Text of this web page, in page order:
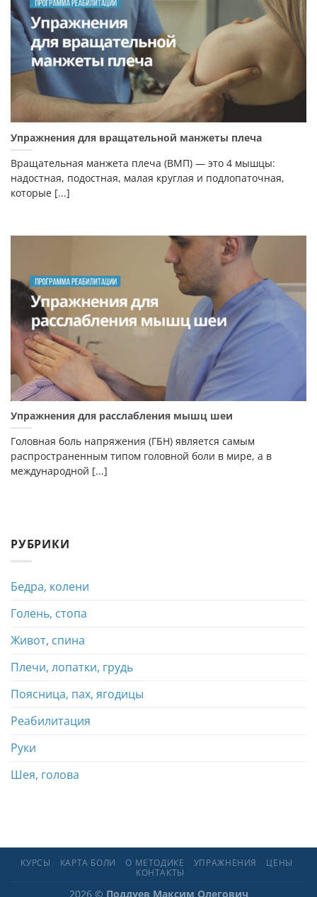
РУБРИКИ
Бедра, колени
Голень, стопа
Живот, спина
Плечи, лопатки, грудь
Поясница, пах, ягодицы
Реабилитация
Руки
Шея, голова
Упражнения для вращательной манжеты плеча
Вращательная манжета плеча (ВМП) — это 4 мышцы:
надостная, подостная, малая круглая и подлопаточная,
которые [...]
Упражнения для расслабления мышц шеи
Головная боль напряжения (ГБН) является самым
распространенным типом головной боли в мире, а в
международной [...]
КУРСЫ КАРТА БОЛИ О МЕТОДИКЕ УПРАЖНЕНИЯ
ЦЕНЫ
КОНТАКТЫ
2026 © Поддуев Максим Олегович